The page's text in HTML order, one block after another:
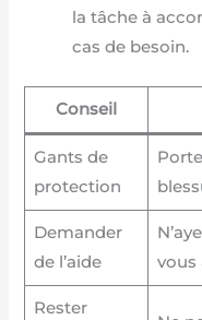
la tâche à
cas de besoin.
Conseil
Gants de
protection
Demander
de l’aide
vous
Rester